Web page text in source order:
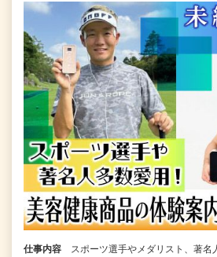
仕事内容
スポーツ選手やメダリスト、著